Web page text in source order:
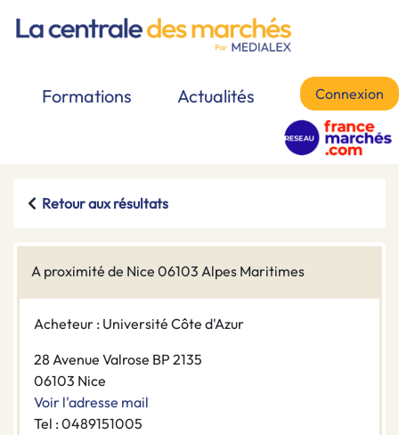
Formations Actualités Connexion
Retour aux résultats
A proximité de Nice 06103 Alpes Maritimes
Acheteur : Université Côte d'Azur
28 Avenue Valrose BP 2135
06103 Nice
Voir l'adresse mail
Tel : 0489151005